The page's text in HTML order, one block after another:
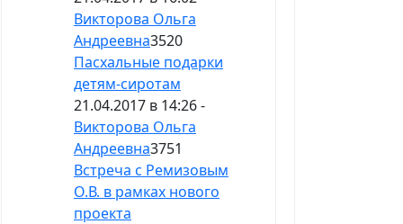
Викторова Ольга
Андреевна3520
Пасхальные подарки
детям-сиротам
21.04.2017 в 14:26 -
Викторова Ольга
Андреевна3751
Встреча с Ремизовым
О.В. в рамках нового
проекта